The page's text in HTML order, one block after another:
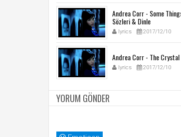
Andrea Corr - Some
Sözleri & Dinle
lyrics 2017/12/10
Andrea Corr - The
lyrics 2017/12/10
YORUM GÖNDER